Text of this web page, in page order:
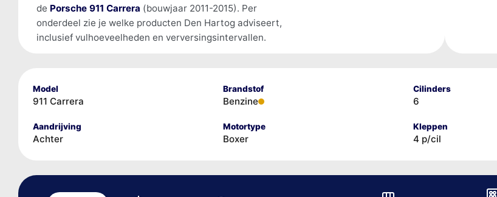
de Porsche 911 Carrera (bouwjaar 2011-2015). Per
onderdeel zie je welke producten Den Hartog adviseert,
inclusief vulhoeveelheden en verversingsintervallen.
Model
911 Carrera
Brandstof
Benzine
Cilinders
6
Aandrijving
Achter
Motortype
Boxer
Kleppen
4 p/cil